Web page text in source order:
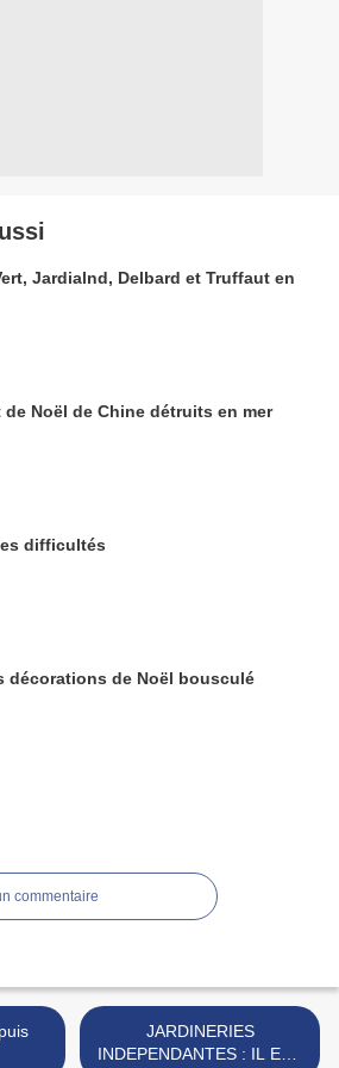
Jardialnd, Delbard et Truffaut en
Noël de Chine détruits en mer
difficultés
décorations de Noël bousculé
commentaire
JARDINERIES
INDEPENDANTES : IL EST